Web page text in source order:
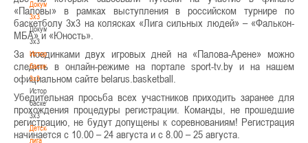
Документы
3х3
Документы
3х3
История
баскетбола
3х3
История
баскетбола
3х3
Детская
лига
«Паловы» в рамках выступления в российском турнире по
баскетболу 3х3 на колясках «Лига сильных людей» – «Фалькон-
МБА» и «Юность».
За поединками двух игровых дней на «Палова-Арене» можно
следить в онлайн-режиме на портале sport-tv.by и на нашем
официальном сайте belarus.basketball.
Убедительная просьба всех участников приходить заранее для
прохождения процедуры регистрации. Команды, не прошедшие
регистрацию, не будут допущены к соревнованиям! Регистрация
начинается с 10.00 – 24 августа и с 8.00 – 25 августа.